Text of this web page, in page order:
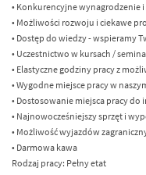
• Konkurencyjne
• Możliwości rozwoju i ciekawe
• Dostęp do wiedzy - wspieramy
• Uczestnictwo w kursach /
• Elastyczne godziny pracy z
• Wygodne miejsce pracy w
• Dostosowanie miejsca pracy
• Najnowocześniejszy sprzęt i
• Możliwość wyjazdów
• Darmowa kawa
Rodzaj pracy: Pełny etat